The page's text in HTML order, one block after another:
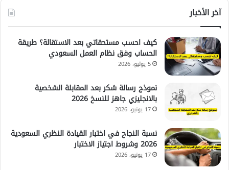
آخر الأخبار
كيف احسب مستحقاتي بعد الاستقالة؟ طريقة
الحساب وفق نظام العمل السعودي
5 يوليو، 2026
نموذج رسالة شكر بعد المقابلة الشخصية
بالانجليزي جاهز للنسخ 2026
17 يونيو، 2026
نسبة النجاح في اختبار القيادة النظري السعودية
2026 وشروط اجتياز الاختبار
17 يونيو، 2026